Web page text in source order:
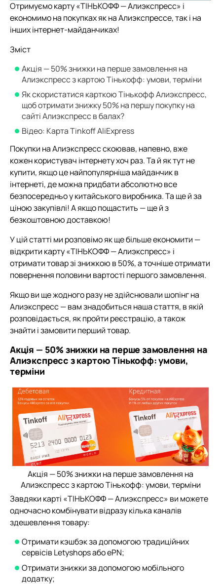
Отримуємо карту «ТІНЬКОФФ — Алиэкспресс» і
економимо на покупках як на Алиэкспрессе, так і на
інших інтернет-майданчиках!
Зміст
Акція — 50% знижки на перше замовлення на
Алиэкспресс з картою Тінькофф: умови, терміни
Як скористатися карткою Тінькофф Алиэкспресс,
щоб отримати знижку 50% на першу покупку на
сайті Алиэкспресс в балах?
Відео: Карта Tinkoff AliExpress
Покупки на Алиэкспресс скоював, напевно, вже
кожен користувач інтернету хоч раз. Та й як тут не
купити, якщо це найпопулярніша майданчик в
інтернеті, де можна придбати абсолютно все
безпосередньо у китайського виробника. Та ще й за
ціною закупівлі! А якщо пощастить — ще й з
безкоштовною доставкою!
У цій статті ми розповімо як ще більше економити —
відкрити карту «ТІНЬКОФФ — Алиэкспресс» і
отримати товар зі знижкою в 50%, а точніше отримати
повернення половини вартості першого замовлення.
Якщо ви ще жодного разу не здійснювали шопінг на
Алиэкспресс — вам знадобиться наша стаття, в якій
розповідається, як пройти реєстрацію, а також
знайти і замовити перший товар.
Акція — 50% знижки на перше замовлення на
Алиэкспресс з картою Тінькофф: умови,
терміни
Акція — 50% знижки на перше замовлення на
Алиэкспресс з картою Тінькофф: умови, терміни
Завдяки карті «ТІНЬКОФФ — Алиэкспресс» ви можете
одночасно комбінувати відразу кілька каналів
здешевлення товару:
Отримати кэшбэк за допомогою традиційних
сервісів Letyshops або ePN;
Отримати знижки за допомогою мобільного
додатку;